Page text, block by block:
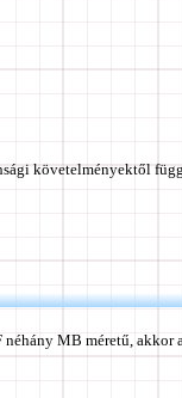
követelményektől
néhány MB méretű,